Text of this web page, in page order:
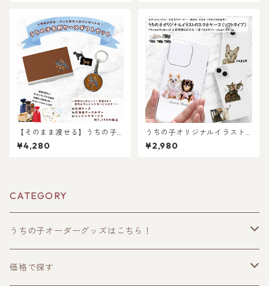
トやギフトにも選ばれていま
す！
【そのまま渡せる】うちの子
名刺ケース＆両面缶キーホル
ダーギフトセット｜猫好き・
¥4,280
うちの子オリジナルイラスト
のソフトスマホケース！iPhon
e・Android対応！丈夫なハー
¥2,980
CATEGORY
うちの子オーダーグッズはこちら！
うちの子トップス
価格で探す